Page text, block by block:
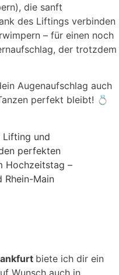
die sanft
des Liftings verbinden
– für einen noch
der trotzdem
Augenaufschlag auch
perfekt bleibt! 💍
biete ich dir ein
Wunsch auch in